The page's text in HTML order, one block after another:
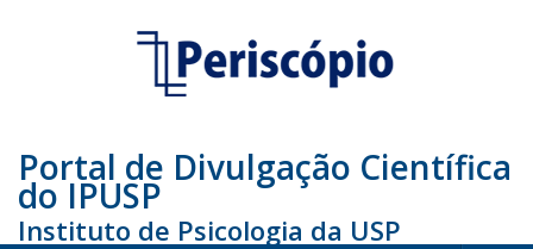
Portal de Divulgação Científica
do IPUSP
Instituto de Psicologia da USP